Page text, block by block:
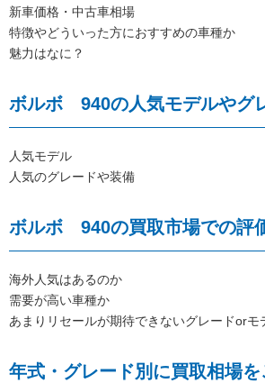
新車価格・中古車相場
特徴やどういった方におすすめの車種か
魅力はなに？
ボルボ 940の人気モデルやグ
人気モデル
人気のグレードや装備
ボルボ 940の買取市場での評
海外人気はあるのか
需要が高い車種か
あまりリセールが期待できないグレードorモ
年式・グレード別に買取相場を